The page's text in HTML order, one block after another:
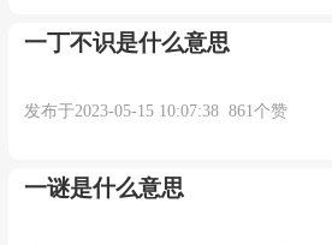
一丁不识是什么意思
发布于2023-05-15 10:07:38 861个赞
一谜是什么意思